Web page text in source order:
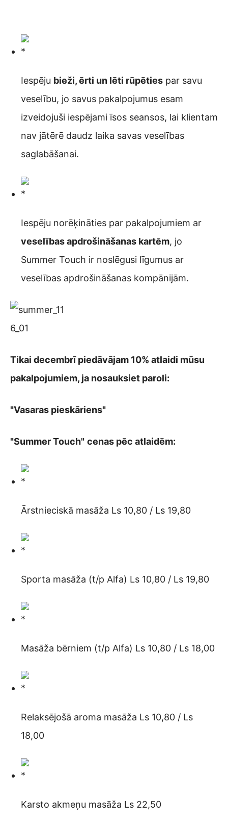
Iespēju bieži, ērti un lēti rūpēties par savu
veselību, jo savus pakalpojumus esam
izveidojuši iespējami īsos seansos, lai klientam
nav jātērē daudz laika savas veselības
saglabāšanai.
Iespēju norēķināties par pakalpojumiem ar
veselības apdrošināšanas kartēm, jo
Summer Touch ir noslēgusi līgumus ar
veselības apdrošināšanas kompānijām.
Tikai decembrī piedāvājam 10% atlaidi mūsu
pakalpojumiem, ja nosauksiet paroli:
"Vasaras pieskāriens"
"Summer Touch" cenas pēc atlaidēm:
Ārstnieciskā masāža Ls 10,80 / Ls 19,80
Sporta masāža (t/p Alfa) Ls 10,80 / Ls 19,80
Masāža bērniem (t/p Alfa) Ls 10,80 / Ls 18,00
Relaksējošā aroma masāža Ls 10,80 / Ls
18,00
Karsto akmeņu masāža Ls 22,50